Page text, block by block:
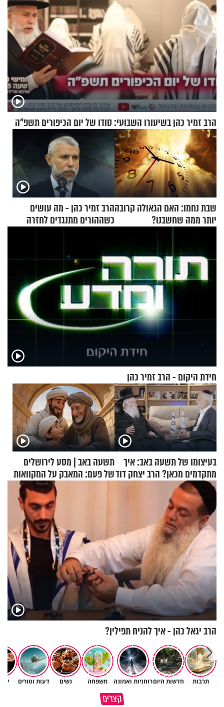
הרב זמיר כהן בשיעורו השבועי: סודו של יום הכיפורים תשפ"ה
שבת נחמו: האם הגאולה קרובה
יותר ממה שחשבנו?
הרב זמיר כהן - מה עושים
כשההורים מתנגדים לחזרה
חידת היקום - הרב זמיר כהן
בעיצומו של תשעה באב: איך
מתקדמים מכאן? הרב יצחק דוד
גרוסמן בשיחה מיוחדת
תשעה באב | מסע לירושלים
של פעם: המאבק על המקוואות
הרב יגאל כהן - איך להניח תפילין?
תרבות חדשות היוםרוחניות ואמונה משפחה נשים דעות וטורים
קצרים